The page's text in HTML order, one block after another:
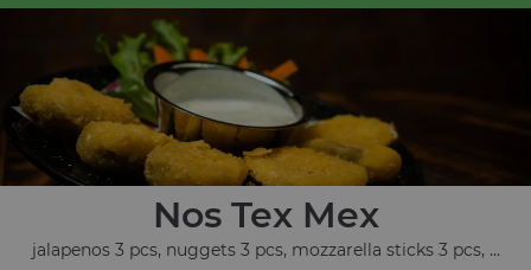
Nos Tex Mex
jalapenos 3 pcs, nuggets 3 pcs, mozzarella sticks 3 pcs, ...